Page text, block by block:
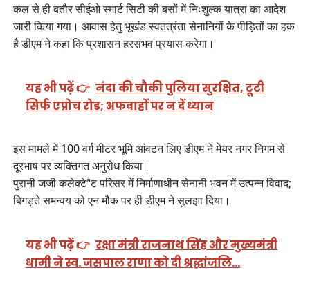
कल से ही बतौर सीईओ स्मार्ट सिटी की बसों में निःशुल्क यात्रा का आदेश
जारी किया गया। आवास हेतु भूखंड स्वतत्रंता सेनानियों के पीड़ितों का हक
है डीएम ने कहा कि प्रशासन हरसंभव प्रयास करेगा।
यह भी पढ़ें 👉 नंदा की चौकी पुलिया सुरक्षित, टूटी
सिर्फ एप्रोच रोड; अफवाहों पर न दें ध्यान
इस मामले में 100 वर्ग मीटर भूमि आंवटन लिए डीएम ने मेयर नगर निगम से
दूरभाष पर व्यक्तिगत अनुरोध किया।
पुरानी जजी कलेक्टेªट परिसर में निर्माणाधीन सेनानी भवन में उत्पन्न विवाद;
बिगड़ते समन्वय को एन मौक पर ही डीएम ने सुलझा दिया।
यह भी पढ़ें 👉 रक्षा मंत्री राजनाथ सिंह और मुख्यमंत्री
धामी ने स्व. जसपाल राणा को दी श्रद्धांजलि…